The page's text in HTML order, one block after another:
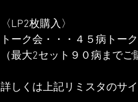
〈LP2枚購入〉
トーク会・・・４５病トー
（最大2セット９０病までご
詳しくは上記リミスタのサ